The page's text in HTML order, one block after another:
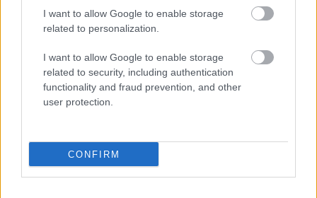
I want to allow Google to enable storage
related to personalization.
I want to allow Google to enable storage
related to security, including authentication
functionality and fraud prevention, and other
user protection.
CONFIRM
alkalommal bízta meg valamely képviselőtársát
a helyettesítésével.
HIRDETÉS